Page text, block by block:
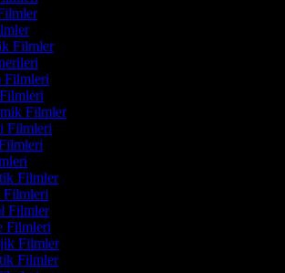
Filmler
Filmleri
Filmler
Filmleri
Filmler
Filmleri
Filmler
Filmleri
Filmler
Filmler